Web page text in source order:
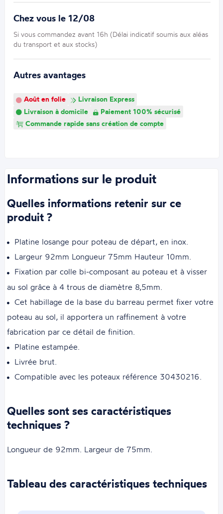
Chez vous le 12/08
Si vous commandez avant 16h (Délai indicatif soumis aux aléas
du transport et aux stocks)
Autres avantages
Août en folie
Livraison Express
Livraison à domicile
Paiement 100% sécurisé
Commande rapide sans création de compte
Informations sur le produit
Quelles informations retenir sur ce
produit ?
Platine losange pour poteau de départ, en inox.
Largeur 92mm Longueur 75mm Hauteur 10mm.
Fixation par colle bi-composant au poteau et à visser
au sol grâce à 4 trous de diamètre 8,5mm.
Cet habillage de la base du barreau permet fixer votre
poteau au sol, il apportera un raffinement à votre
fabrication par ce détail de finition.
Platine estampée.
Livrée brut.
Compatible avec les poteaux référence 30430216.
Quelles sont ses caractéristiques
techniques ?
Longueur de 92mm. Largeur de 75mm.
Tableau des caractéristiques techniques